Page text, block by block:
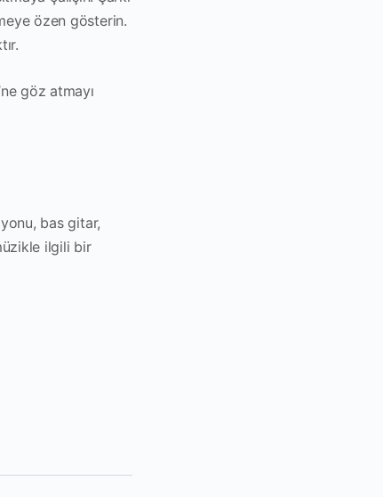
özen gösterin.
göz atmayı
bas gitar,
ilgili bir